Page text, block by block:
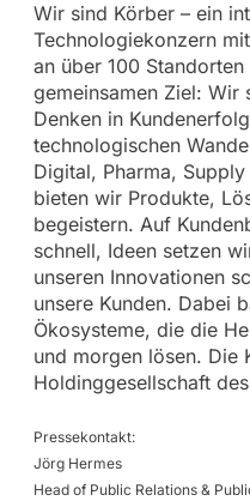
Wir sind Körber – ein
Technologiekonzern
an über 100
gemeinsamen Ziel: Wir
Denken in
technologischen
Digital, Pharma,
bieten wir Produkte,
begeistern. Auf
schnell, Ideen setzen
unseren Innovationen
unsere Kunden. Dabei
Ökosysteme, die die
und morgen lösen. Die
Holdinggesellschaft
Pressekontakt:
Jörg Hermes
Head of Public Relations &